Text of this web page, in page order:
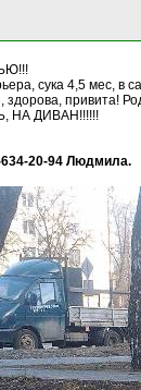
сука 4,5 мес,
здорова, привита!
НА ДИВАН!!!!!!
20-94 Людмила.